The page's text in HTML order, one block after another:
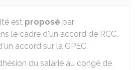
est proposé par
le cadre d'un accord de RCC,
accord sur la GPEC.
du salarié au congé de